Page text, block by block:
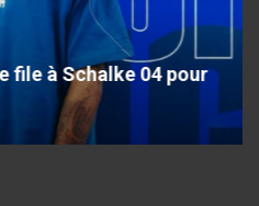
file à Schalke 04 pour